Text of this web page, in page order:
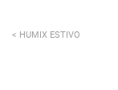
< HUMIX ESTIVO